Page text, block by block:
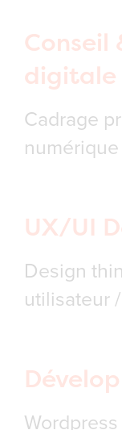
Conseil
digitale
Cadrage
UX/UI
Design
utilisateur